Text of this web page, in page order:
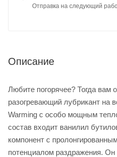
Отправка на следующий
Описание
Любите погорячее? Тогда вам
разогревающий лубрикант на
Warming с особо мощным
состав входит ванилил
компонент с
потенциалом раздражения.